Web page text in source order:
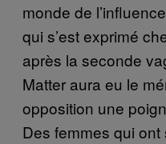
monde de
qui s’est exprimé
après la seconde
Matter aura eu le
opposition une
Des femmes qui